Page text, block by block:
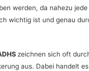
werden, da nahezu
wichtig ist und genau
zeichnen sich oft
aus. Dabei handelt